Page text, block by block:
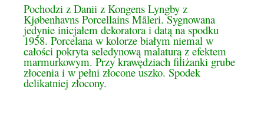
Pochodzi z Danii z Kongens Lyngby z
Kjøbenhavns Porcellains Måleri. Sygnowana
jedynie inicjałem dekoratora i datą na spodku
1958. Porcelana w kolorze białym niemal w
całości pokryta seledynową malaturą z efektem
marmurkowym. Przy krawędziach filiżanki grube
złocenia i w pełni złocone uszko. Spodek
delikatniej złocony.